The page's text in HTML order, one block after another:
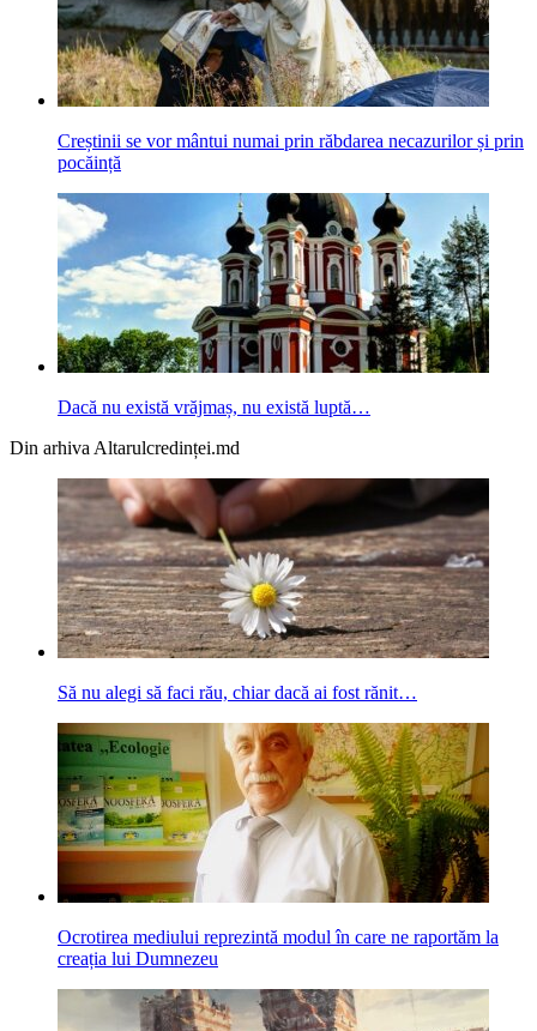
Creștinii se vor mântui numai prin răbdarea necazurilor și prin
pocăință
Dacă nu există vrăjmaș, nu există luptă…
Din arhiva Altarulcredinței.md
Să nu alegi să faci rău, chiar dacă ai fost rănit…
Ocrotirea mediului reprezintă modul în care ne raportăm la
creația lui Dumnezeu